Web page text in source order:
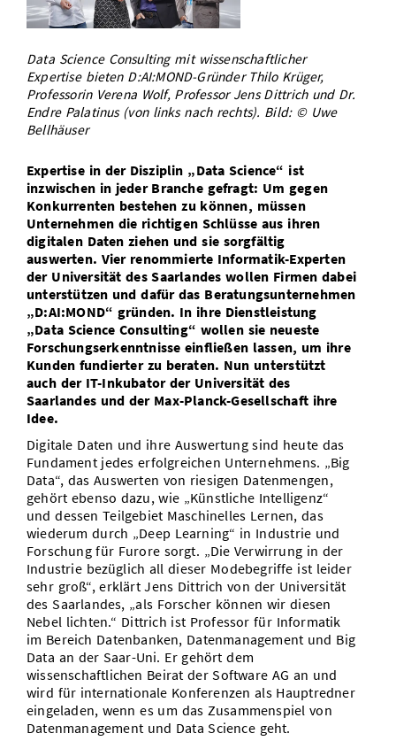
Vom Studium in den Beruf
Study Scheduler
Bibliothek
Open Science/Open Access
Start-ups
IT-Themenabend
Ranking
Zahlen & Fakten
Preise, Auszeichnungen und Förderungen
Kontakt
SIC Merchandise
AnsprechpartnerInnen, Personen, Forschungsgruppen
Termine, Vorträge und Veranstaltungen
Data Science Consulting mit wissenschaftlicher
Expertise bieten D:AI:MOND-Gründer Thilo Krüger,
Professorin Verena Wolf, Professor Jens Dittrich und Dr.
Endre Palatinus (von links nach rechts). Bild: © Uwe
Bellhäuser
Expertise in der Disziplin „Data Science“ ist
inzwischen in jeder Branche gefragt: Um gegen
Konkurrenten bestehen zu können, müssen
Unternehmen die richtigen Schlüsse aus ihren
digitalen Daten ziehen und sie sorgfältig
auswerten. Vier renommierte Informatik-Experten
der Universität des Saarlandes wollen Firmen dabei
unterstützen und dafür das Beratungsunternehmen
„D:AI:MOND“ gründen. In ihre Dienstleistung
„Data Science Consulting“ wollen sie neueste
Forschungserkenntnisse einfließen lassen, um ihre
Kunden fundierter zu beraten. Nun unterstützt
auch der IT-Inkubator der Universität des
Saarlandes und der Max-Planck-Gesellschaft ihre
Idee.
Digitale Daten und ihre Auswertung sind heute das
Fundament jedes erfolgreichen Unternehmens. „Big
Data“, das Auswerten von riesigen Datenmengen,
gehört ebenso dazu, wie „Künstliche Intelligenz“
und dessen Teilgebiet Maschinelles Lernen, das
wiederum durch „Deep Learning“ in Industrie und
Forschung für Furore sorgt. „Die Verwirrung in der
Industrie bezüglich all dieser Modebegriffe ist leider
sehr groß“, erklärt Jens Dittrich von der Universität
des Saarlandes, „als Forscher können wir diesen
Nebel lichten.“ Dittrich ist Professor für Informatik
im Bereich Datenbanken, Datenmanagement und Big
Data an der Saar-Uni. Er gehört dem
wissenschaftlichen Beirat der Software AG an und
wird für internationale Konferenzen als Hauptredner
eingeladen, wenn es um das Zusammenspiel von
Datenmanagement und Data Science geht.